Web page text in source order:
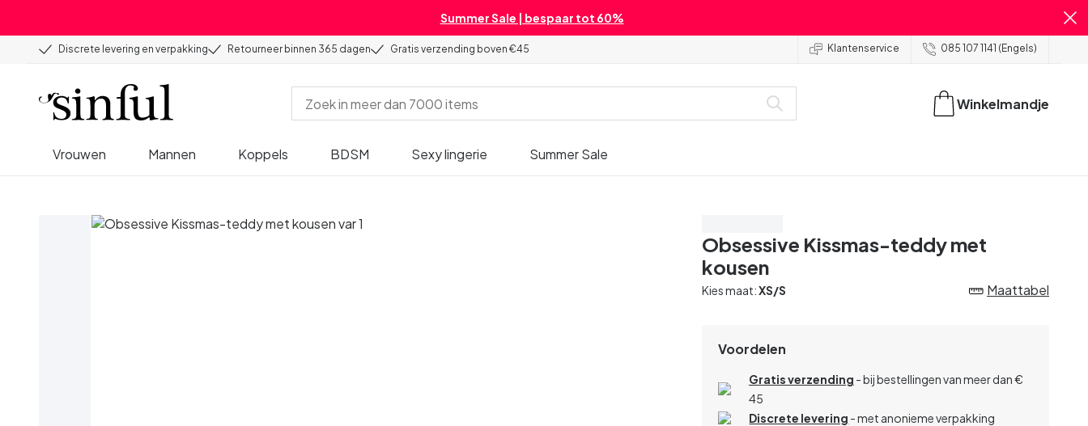
Summer Sale | bespaar tot 60%
Discrete levering en verpakking Retourneer binnen 365 dagen Gratis verzending boven €45 Klantenservice 085 107 1141 (Engels)
Vrouwen Mannen Koppels BDSM Sexy lingerie Summer Sale
Winkelmandje
Obsessive Kissmas-teddy met
kousen
Kies maat:XS/S Maattabel
Voordelen
Gratis verzending - bij bestellingen van meer dan €
45
Discrete levering - met anonieme verpakking